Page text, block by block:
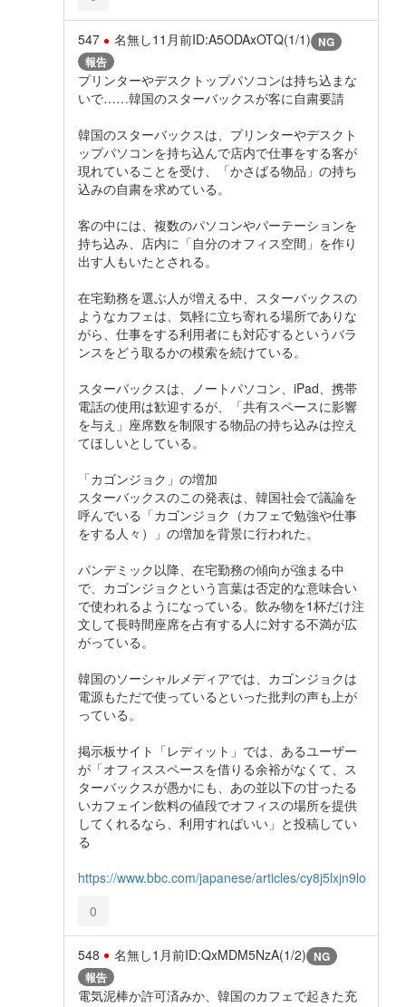
547 名無し11月前ID:A5ODAxOTQ(1/1) NG
報告
プリンターやデスクトップパソコンは持ち込まな
いで……韓国のスターバックスが客に自粛要請
韓国のスターバックスは、プリンターやデスクト
ップパソコンを持ち込んで店内で仕事をする客が
現れていることを受け、「かさばる物品」の持ち
込みの自粛を求めている。
客の中には、複数のパソコンやパーテーションを
持ち込み、店内に「自分のオフィス空間」を作り
出す人もいたとされる。
在宅勤務を選ぶ人が増える中、スターバックスの
ようなカフェは、気軽に立ち寄れる場所でありな
がら、仕事をする利用者にも対応するというバラ
ンスをどう取るかの模索を続けている。
スターバックスは、ノートパソコン、iPad、携帯
電話の使用は歓迎するが、「共有スペースに影響
を与え」座席数を制限する物品の持ち込みは控え
てほしいとしている。
「カゴンジョク」の増加
スターバックスのこの発表は、韓国社会で議論を
呼んでいる「カゴンジョク（カフェで勉強や仕事
をする人々）」の増加を背景に行われた。
パンデミック以降、在宅勤務の傾向が強まる中
で、カゴンジョクという言葉は否定的な意味合い
で使われるようになっている。飲み物を1杯だけ注
文して長時間座席を占有する人に対する不満が広
がっている。
韓国のソーシャルメディアでは、カゴンジョクは
電源もただで使っているといった批判の声も上が
っている。
掲示板サイト「レディット」では、あるユーザー
が「オフィススペースを借りる余裕がなくて、ス
ターバックスが愚かにも、あの並以下の甘ったる
いカフェイン飲料の値段でオフィスの場所を提供
してくれるなら、利用すればいい」と投稿してい
る
https://www.bbc.com/japanese/articles/cy8j5lxjn9lo
0
548 名無し1月前ID:QxMDM5NzA(1/2) NG
報告
電気泥棒か許可済みか、韓国のカフェで起きた充